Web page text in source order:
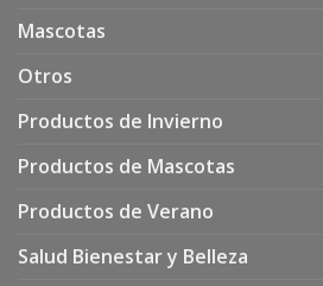
Mascotas
Otros
Productos de Invierno
Productos de Mascotas
Productos de Verano
Salud Bienestar y Belleza